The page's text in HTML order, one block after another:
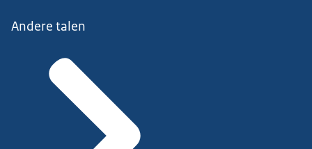
Andere talen